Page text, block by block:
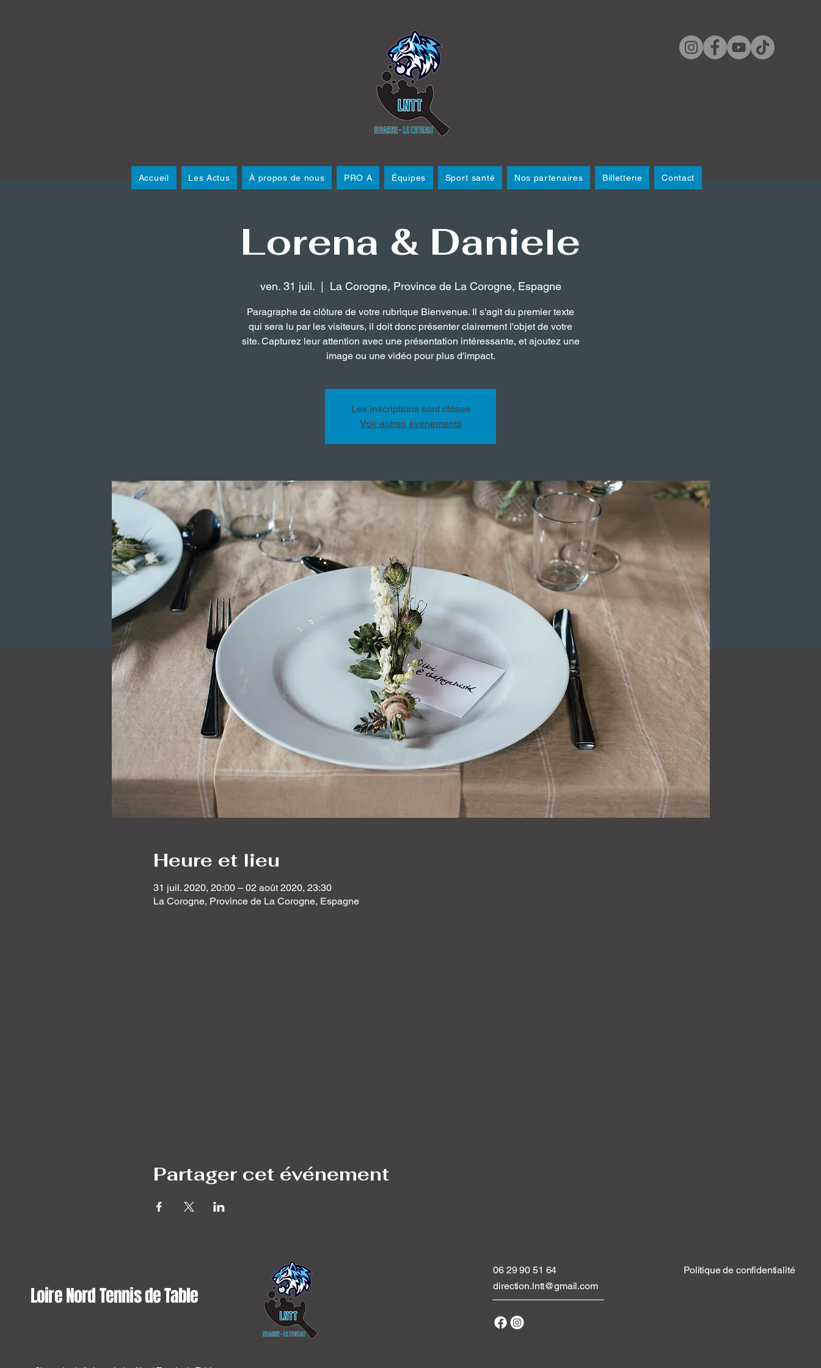
Accueil Les Actus À propos de nous PRO A Équipes Sport santé Nos partenaires Billetterie Contact
Lorena & Daniele
ven. 31 juil.
  |
La Corogne, Province de La Corogne, Espagne
Paragraphe de clôture de votre rubrique Bienvenue. Il s'agit du premier texte
qui sera lu par les visiteurs, il doit donc présenter clairement l'objet de votre
site. Capturez leur attention avec une présentation intéressante, et ajoutez une
image ou une vidéo pour plus d'impact.
Les inscriptions sont closes
Voir autres événements
Heure et lieu
31 juil. 2020, 20:00 – 02 août 2020, 23:30
La Corogne, Province de La Corogne, Espagne
Partager cet événement
Loire Nord Tennis de Table
06 29 90 51 64
direction.lntt@gmail.com
Politique de confidentialité